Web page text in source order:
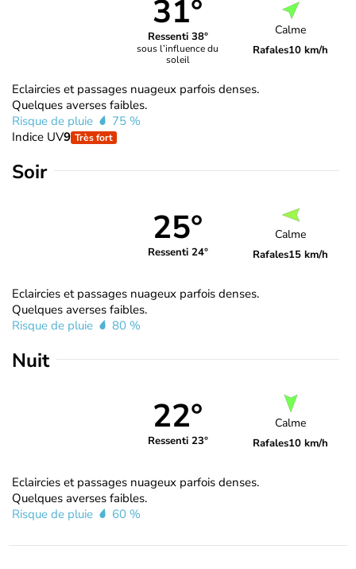
31°
Ressenti 38°
sous l’influence du
soleil
Calme
Rafales10 km/h
Eclaircies et passages nuageux parfois denses.
Quelques averses faibles.
Risque de pluie
75 %
Indice UV9 Très fort
Soir
25°
Ressenti 24°
Calme
Rafales15 km/h
Eclaircies et passages nuageux parfois denses.
Quelques averses faibles.
Risque de pluie
80 %
Nuit
22°
Ressenti 23°
Calme
Rafales10 km/h
Eclaircies et passages nuageux parfois denses.
Quelques averses faibles.
Risque de pluie
60 %